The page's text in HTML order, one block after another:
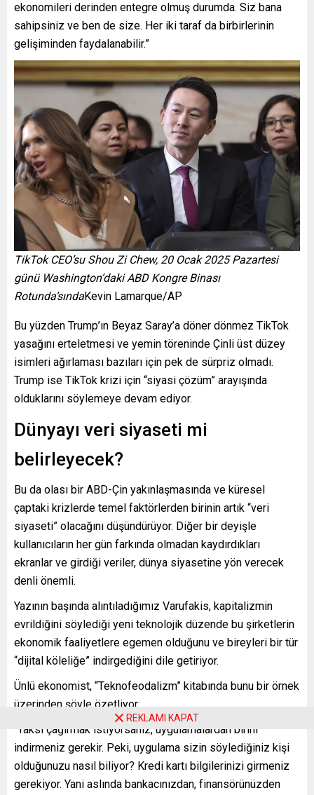
ekonomileri derinden entegre olmuş durumda. Siz bana
sahipsiniz ve ben de size. Her iki taraf da birbirlerinin
gelişiminden faydalanabilir.”
TikTok CEO’su Shou Zi Chew, 20 Ocak 2025 Pazartesi
günü Washington’daki ABD Kongre Binası
Rotunda’sındaKevin Lamarque/AP
Bu yüzden Trump’ın Beyaz Saray’a döner dönmez TikTok
yasağını erteletmesi ve yemin töreninde Çinli üst düzey
isimleri ağırlaması bazıları için pek de sürpriz olmadı.
Trump ise TikTok krizi için “siyasi çözüm” arayışında
olduklarını söylemeye devam ediyor.
Dünyayı veri siyaseti mi
belirleyecek?
Bu da olası bir ABD-Çin yakınlaşmasında ve küresel
çaptaki krizlerde temel faktörlerden birinin artık “veri
siyaseti” olacağını düşündürüyor. Diğer bir deyişle
kullanıcıların her gün farkında olmadan kaydırdıkları
ekranlar ve girdiği veriler, dünya siyasetine yön verecek
denli önemli.
Yazının başında alıntıladığımız Varufakis, kapitalizmin
evrildiğini söylediği yeni teknolojik düzende bu şirketlerin
ekonomik faaliyetlere egemen olduğunu ve bireyleri bir tür
“dijital köleliğe” indirgediğini dile getiriyor.
Ünlü ekonomist, “Teknofeodalizm” kitabında bunu bir örnek
üzerinden şöyle özetliyor:
“Taksi çağırmak istiyorsanız, uygulamalardan birini
indirmeniz gerekir. Peki, uygulama sizin söylediğiniz kişi
olduğunuzu nasıl biliyor? Kredi kartı bilgilerinizi girmeniz
gerekiyor. Yani aslında bankacınızdan, finansörünüzden
REKLAMI KAPAT